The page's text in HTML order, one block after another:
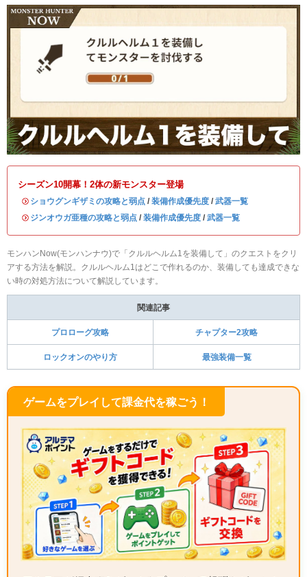
シーズン10開幕！2体の新モンスター登場
・ ショウグンギザミの攻略と弱点 / 装備作成優先度 / 武器一覧
・ ジンオウガ亜種の攻略と弱点 / 装備作成優先度 / 武器一覧
モンハンNow(モンハンナウ)で「クルルヘルム1を装備して」のクエストをクリ
アする方法を解説。クルルヘルム1はどこで作れるのか、装備しても達成できな
い時の対処方法について解説しています。
関連記事
プロローグ攻略 チャプター2攻略
ロックオンのやり方 最強装備一覧
ゲームをプレイして課金代を稼ごう！